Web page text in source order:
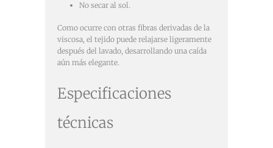
No secar al sol.
Como ocurre con otras fibras derivadas de la
viscosa, el tejido puede relajarse ligeramente
después del lavado, desarrollando una caída
aún más elegante.
Especificaciones
técnicas